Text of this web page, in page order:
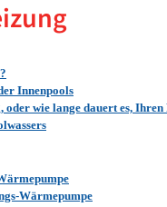
Innenpools
wie lange dauert es, Ihren
Wärmepumpe